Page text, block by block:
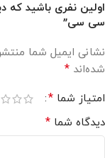
سی سی”
نشانی ایمیل شما
شده‌اند *
امتیاز شما *
دیدگاه شما *